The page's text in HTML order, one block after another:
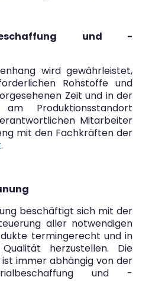
und -
wird gewährleistet,
Rohstoffe und
Zeit und in der
Produktionsstandort
Mitarbeiter
mit den Fachkräften der
.
beschäftigt sich mit der
aller notwendigen
termingerecht und in
herzustellen. Die
immer abhängig von der
und -